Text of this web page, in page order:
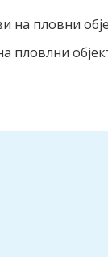
пловни
пловлни